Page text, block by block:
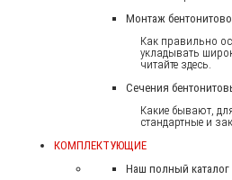
Монтаж
Как правильно
укладывать
читайте здесь.
Сечения
Какие бывают,
стандартные и
КОМПЛЕКТУЮЩИЕ
Наш полный каталог